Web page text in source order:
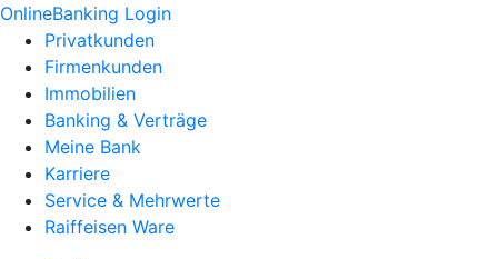
OnlineBanking Login
Privatkunden
Firmenkunden
Immobilien
Banking & Verträge
Meine Bank
Karriere
Service & Mehrwerte
Raiffeisen Ware